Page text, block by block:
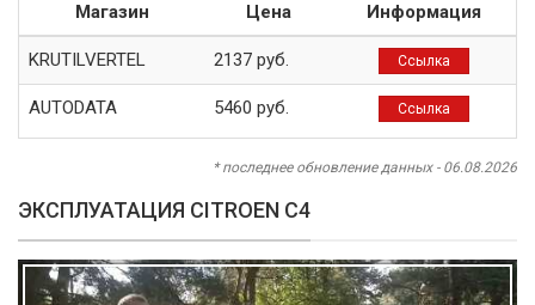
Магазин Цена Информация
KRUTILVERTEL 2137 руб. Ссылка
AUTODATA 5460 руб. Ссылка
* последнее обновление данных - 06.08.2026
ЭКСПЛУАТАЦИЯ CITROEN C4